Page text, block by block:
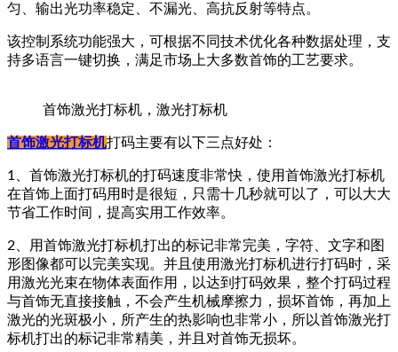
匀、输出光功率稳定、不漏光、高抗反射等特点。
该控制系统功能强大，可根据不同技术优化各种数据处理，支
持多语言一键切换，满足市场上大多数首饰的工艺要求。
首饰激光打标机，激光打标机
首饰激光打标机打码主要有以下三点好处：
1、首饰激光打标机的打码速度非常快，使用首饰激光打标机
在首饰上面打码用时是很短，只需十几秒就可以了，可以大大
节省工作时间，提高实用工作效率。
2、用首饰激光打标机打出的标记非常完美，字符、文字和图
形图像都可以完美实现。并且使用激光打标机进行打码时，采
用激光光束在物体表面作用，以达到打码效果，整个打码过程
与首饰无直接接触，不会产生机械摩擦力，损坏首饰，再加上
激光的光斑极小，所产生的热影响也非常小，所以首饰激光打
标机打出的标记非常精美，并且对首饰无损坏。